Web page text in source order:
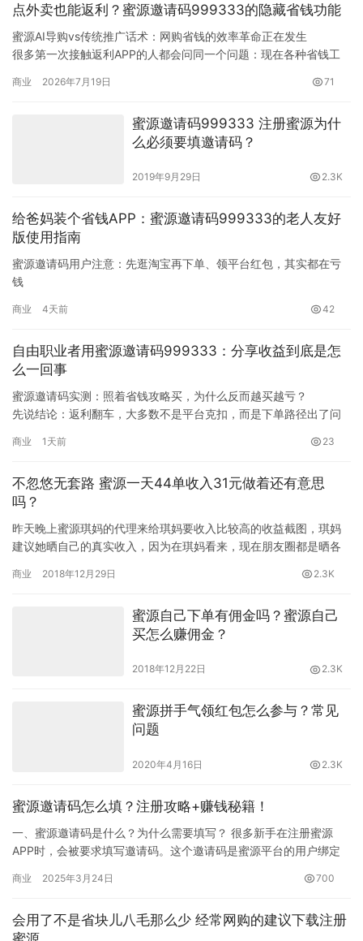
点外卖也能返利？蜜源邀请码999333的隐藏省钱功能
蜜源AI导购vs传统推广话术：网购省钱的效率革命正在发生
很多第一次接触返利APP的人都会问同一个问题：现在各种省钱工
推广模式转向AI智能导购驱动——它的AI助手”智小蜜”可以直接对话
网购省钱的人来说，这…
商业 2026年7月19日 71
蜜源邀请码999333 注册蜜源为什
么必须要填邀请码？
2019年9月29日 2.3K
给爸妈装个省钱APP：蜜源邀请码999333的老人友好
版使用指南
蜜源邀请码用户注意：先逛淘宝再下单、领平台红包，其实都在亏
钱
稳妥”的说法，实际却让很多人越省越亏。答案很直接——先逛淘宝
红包则可能直接丢单，用3元红包换掉8元佣金。这两个都是返利用
户最常踩的丢返利陷阱…
商业 4天前 42
自由职业者用蜜源邀请码999333：分享收益到底是怎
么一回事
蜜源邀请码实测：照着省钱攻略买，为什么反而越买越亏？
先说结论：返利翻车，大多数不是平台克扣，而是下单路径出了问
自己的账单发现，亏钱基本都栽在四个反常识习惯上：用平台红包
佣金膨胀商品自购不生效。本文逐条…
商业 1天前 23
不忽悠无套路 蜜源一天44单收入31元做着还有意思
吗？
昨天晚上蜜源琪妈的代理来给琪妈要收入比较高的收益截图，琪妈
建议她晒自己的真实收入，因为在琪妈看来，现在朋友圈都是晒各
很假，…
商业 2018年12月29日 2.3K
蜜源自己下单有佣金吗？蜜源自己
买怎么赚佣金？
2018年12月22日 2.3K
蜜源拼手气领红包怎么参与？常见
问题
2020年4月16日 2.3K
蜜源邀请码怎么填？注册攻略+赚钱秘籍！
一、蜜源邀请码是什么？为什么需要填写？ 很多新手在注册蜜源
APP时，会被要求填写邀请码。这个邀请码是蜜源平台的用户绑定
商业 2025年3月24日 700
会用了不是省块儿八毛那么少 经常网购的建议下载注册